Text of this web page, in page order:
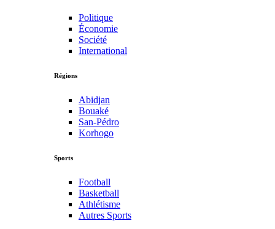
Politique
Économie
Société
International
Régions
Abidjan
Bouaké
San-Pédro
Korhogo
Sports
Football
Basketball
Athlétisme
Autres Sports